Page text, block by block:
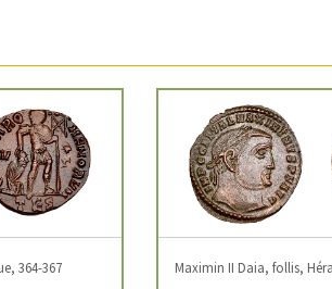
364-367 Maximin II Daia, follis,